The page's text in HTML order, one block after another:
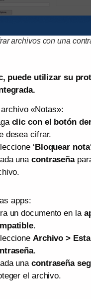
archivos con una
puede utilizar su
archivo «Notas»:
clic con el botón
desea cifrar.
‘ Bloquear nota
una contraseña
apps:
un documento en la
.
Archivo >
.
una contraseña
el archivo.